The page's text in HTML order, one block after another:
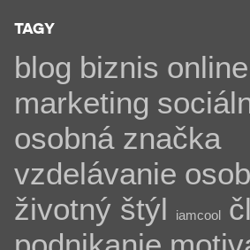
TAGY
blog biznis
marketing
osobná značka
vzdelávanie
životný štýl
iamcool